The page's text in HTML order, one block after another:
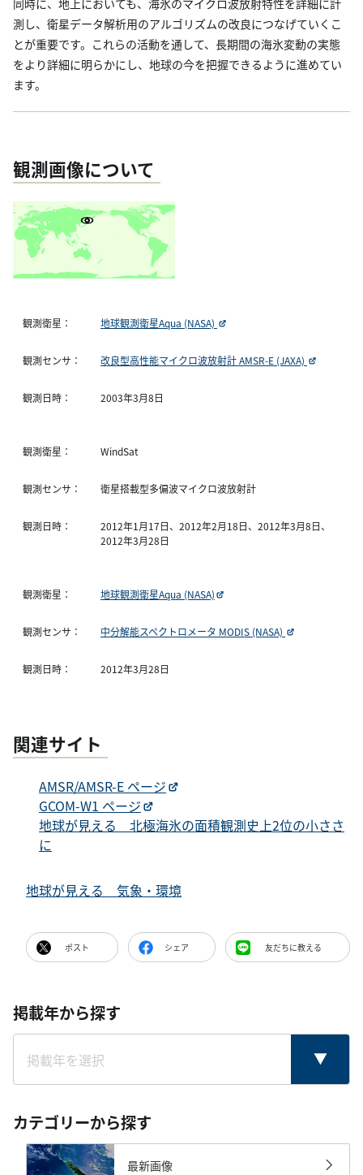
同時に、地上においても、海氷のマイクロ波放射特性を詳細に計
測し、衛星データ解析用のアルゴリズムの改良につなげていくこ
とが重要です。これらの活動を通して、長期間の海氷変動の実態
をより詳細に明らかにし、地球の今を把握できるように進めてい
ます。
観測画像について
観測衛星： 地球観測衛星Aqua (NASA)
観測センサ： 改良型高性能マイクロ波放射計 AMSR-E (JAXA)
観測日時： 2003年3月8日
観測衛星： WindSat
観測センサ： 衛星搭載型多偏波マイクロ波放射計
観測日時：
2012年1月17日、2012年2月18日、2012年3月8日、
2012年3月28日
観測衛星： 地球観測衛星Aqua (NASA)
観測センサ： 中分解能スペクトロメータ MODIS (NASA)
観測日時： 2012年3月28日
関連サイト
AMSR/AMSR-E ページ
GCOM-W1 ページ
地球が見える 北極海氷の面積観測史上2位の小ささ
に
地球が見える 気象・環境
ポスト シェア 友だちに教える
掲載年から探す
カテゴリーから探す
最新画像